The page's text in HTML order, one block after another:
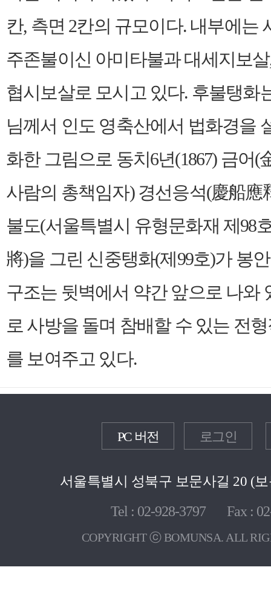
칸, 측면 2칸의 규모이다. 내부에는
주존불이신 아미타불과 대세지보
협시보살로 모시고 있다. 후불탱화
님께서 인도 영축산에서 법화경을
화한 그림으로 동치6년(1867) 금어(
사람의 총책임자) 경선응석(慶船應
불도(서울특별시 유형문화재 제98
將)을 그린 신중탱화(제99호)가 봉
구조는 뒷벽에서 약간 앞으로 나와
로 사방을 돌며 참배할 수 있는 전
를 보여주고 있다.
PC 버전 로그인
서울특별시 성북구 보문사길 20 (
Tel : 02-928-3797 Fax :
COPYRIGHT ⓒ BOMUNSA. ALL